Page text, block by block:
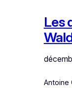
Les
Antoine